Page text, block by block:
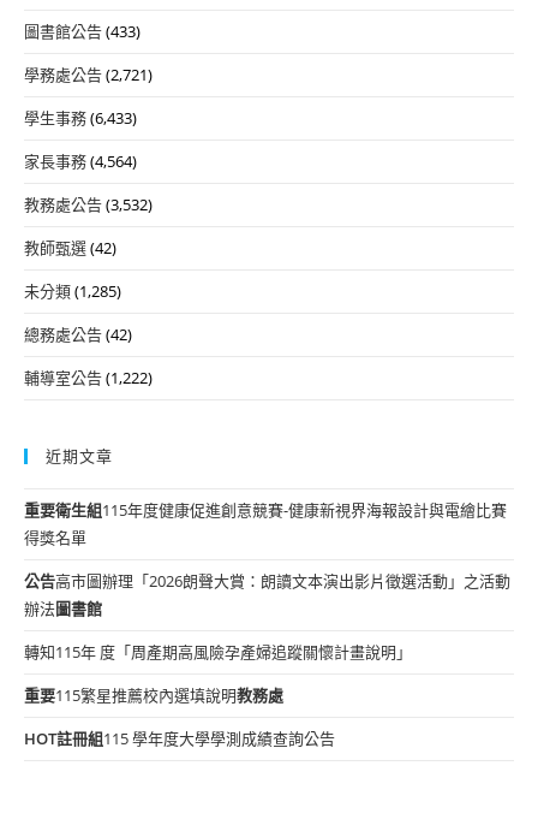
圖書館公告(433)
學務處公告(2,721)
學生事務(6,433)
家長事務(4,564)
教務處公告(3,532)
教師甄選(42)
未分類(1,285)
總務處公告(42)
輔導室公告(1,222)
近期文章
重要衛生組115年度健康促進創意競賽-健康新視界海報設計與電繪比賽
得獎名單
公告高市圖辦理「2026朗聲大賞：朗讀文本演出影片徵選活動」之活動
辦法圖書館
轉知115年 度「周產期高風險孕產婦追蹤關懷計畫說明」
重要115繁星推薦校內選填說明教務處
HOT註冊組115 學年度大學學測成績查詢公告